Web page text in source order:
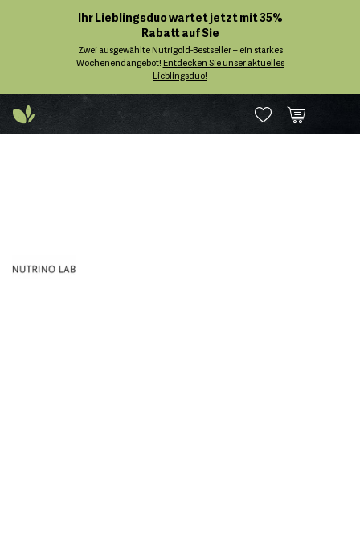
Ihr Lieblingsduo wartet jetzt mit 35%
Rabatt auf Sie
Zwei ausgewählte Nutrigold-Bestseller – ein starkes
Wochenendangebot! Entdecken Sie unser aktuelles
Lieblingsduo!